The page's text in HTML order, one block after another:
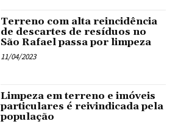
Terreno com alta reincidência
de descartes de resíduos no
São Rafael passa por limpeza
11/04/2023
Limpeza em terreno e imóveis
particulares é reivindicada pela
população